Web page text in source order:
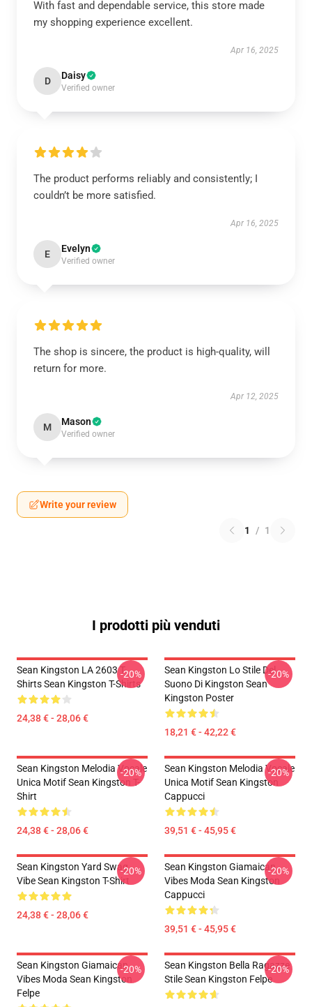
With fast and dependable service, this store made
my shopping experience excellent.
Apr 16, 2025
D Daisy
Verified owner
The product performs reliably and consistently; I
couldn’t be more satisfied.
Apr 16, 2025
E Evelyn
Verified owner
The shop is sincere, the product is high-quality, will
return for more.
Apr 12, 2025
M Mason
Verified owner
Write your review
1 / 1
I prodotti più venduti
Sean Kingston LA 2603 T-
Shirts Sean Kingston T-Shirts
24,38 € - 28,06 €
-20%
Sean Kingston Lo Stile Del
Suono Di Kingston Sean
Kingston Poster
18,21 € - 42,22 €
-20%
Sean Kingston Melodia Vocale
Unica Motif Sean Kingston T-
Shirt
24,38 € - 28,06 €
-20%
Sean Kingston Melodia Vocale
Unica Motif Sean Kingston
Cappucci
39,51 € - 45,95 €
-20%
Sean Kingston Yard Swag
Vibe Sean Kingston T-Shirt
24,38 € - 28,06 €
-20%
Sean Kingston Giamaican
Vibes Moda Sean Kingston
Cappucci
39,51 € - 45,95 €
-20%
Sean Kingston Giamaican
Vibes Moda Sean Kingston
Felpe
-20%
Sean Kingston Bella Ragazze
Stile Sean Kingston Felpe
-20%